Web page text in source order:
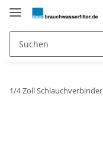
1/4 Zoll Schlauchverbinder